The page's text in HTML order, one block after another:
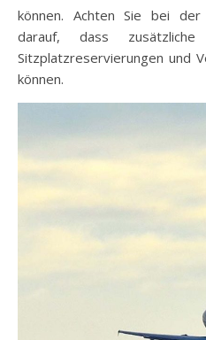
können. Achten Sie bei der
darauf, dass
Sitzplatzreservierungen und
können.